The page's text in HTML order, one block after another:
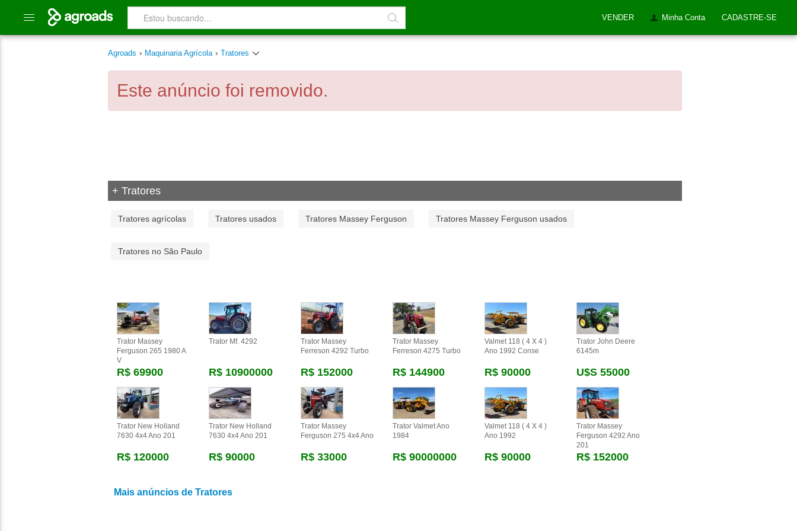
VENDER Minha Conta CADASTRE-SE
Agroads › Maquinaria Agrícola › Tratores
Este anúncio foi removido.
+ Tratores
Tratores agrícolas Tratores usados Tratores Massey Ferguson Tratores Massey Ferguson usados
Tratores no São Paulo
Trator Massey
Ferguson 265 1980 A
V
R$ 69900
Trator Mf. 4292
R$ 10900000
Trator Massey
Ferreson 4292 Turbo
R$ 152000
Trator Massey
Ferreson 4275 Turbo
R$ 144900
Valmet 118 ( 4 X 4 )
Ano 1992 Conse
R$ 90000
Trator John Deere
6145m
U$s 55000
Trator New Holland
7630 4x4 Ano 201
R$ 120000
Trator New Holland
7630 4x4 Ano 201
R$ 90000
Trator Massey
Ferguson 275 4x4 Ano
R$ 33000
Trator Valmet Ano
1984
R$ 90000000
Valmet 118 ( 4 X 4 )
Ano 1992
R$ 90000
Trator Massey
Ferguson 4292 Ano
201
R$ 152000
Mais anúncios de Tratores